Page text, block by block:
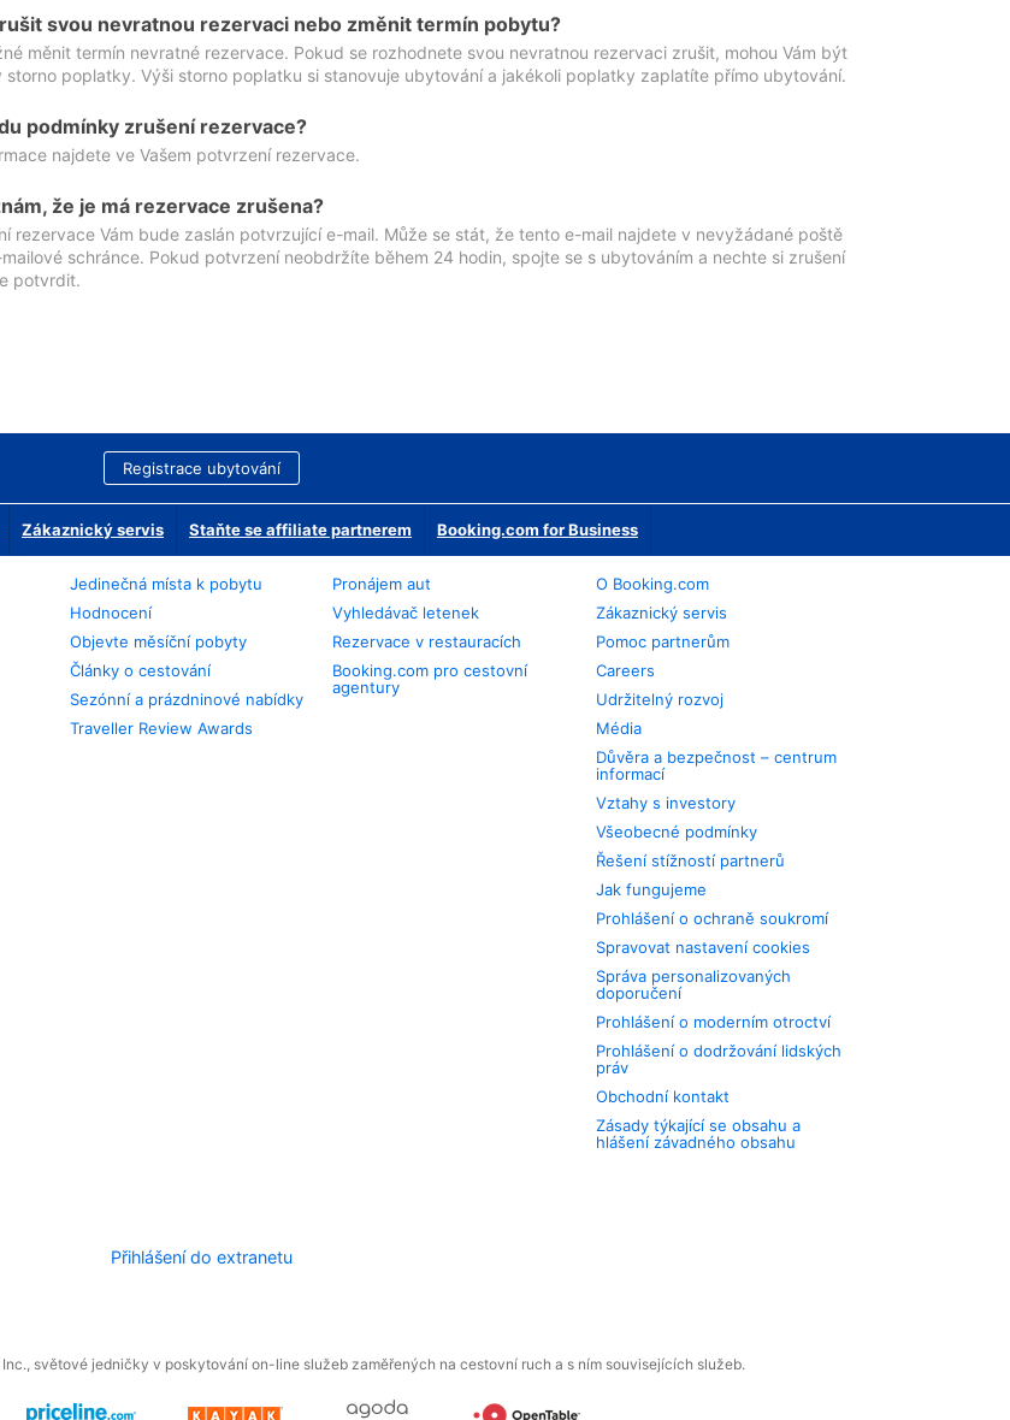
svou nevratnou rezervaci nebo změnit termín pobytu?
měnit termín nevratné rezervace. Pokud se rozhodnete svou nevratnou rezervaci zrušit, mohou Vám být
storno poplatky. Výši storno poplatku si stanovuje ubytování a jakékoli poplatky zaplatíte přímo ubytování.
podmínky zrušení rezervace?
najdete ve Vašem potvrzení rezervace.
že je má rezervace zrušena?
rezervace Vám bude zaslán potvrzující e-mail. Může se stát, že tento e-mail najdete v nevyžádané poště
schránce. Pokud potvrzení neobdržíte během 24 hodin, spojte se s ubytováním a nechte si zrušení
potvrdit.
Registrace ubytování
Zákaznický servis Staňte se affiliate partnerem Booking.com for Business
Jedinečná místa k pobytu
Hodnocení
Objevte měsíční pobyty
Články o cestování
Sezónní a prázdninové nabídky
Traveller Review Awards
Pronájem aut
Vyhledávač letenek
Rezervace v restauracích
Booking.com pro cestovní
agentury
O Booking.com
Zákaznický servis
Pomoc partnerům
Careers
Udržitelný rozvoj
Média
Důvěra a bezpečnost – centrum
informací
Vztahy s investory
Všeobecné podmínky
Řešení stížností partnerů
Jak fungujeme
Prohlášení o ochraně soukromí
Spravovat nastavení cookies
Správa personalizovaných
doporučení
Prohlášení o moderním otroctví
Prohlášení o dodržování lidských
práv
Obchodní kontakt
Zásady týkající se obsahu a
hlášení závadného obsahu
Přihlášení do extranetu
světové jedničky v poskytování on-line služeb zaměřených na cestovní ruch a s ním souvisejících služeb.